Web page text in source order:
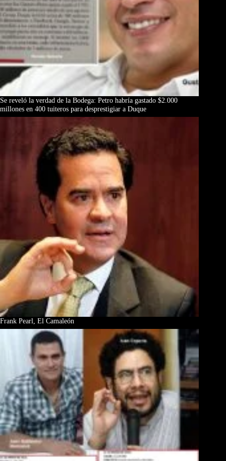
Se reveló la verdad de la Bodega: Petro habría gastado $2.000
millones en 400 tuiteros para desprestigiar a Duque
Frank Pearl, El Camaleón